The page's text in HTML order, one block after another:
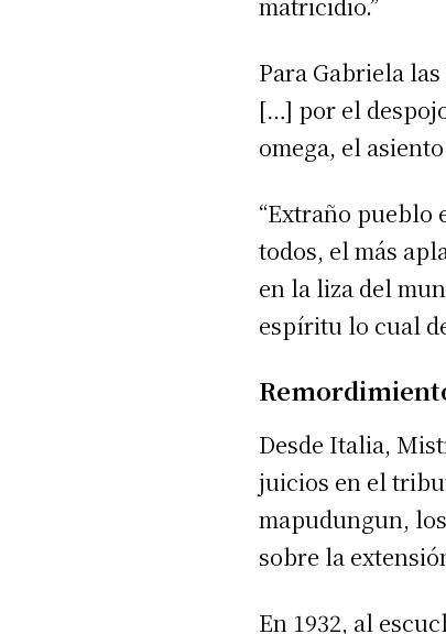
matricidio.”
Para Gabriela
[…] por el
omega, el
“Extraño pueblo
todos, el más
en la liza del
espíritu lo cual
Desde Italia,
juicios en el
mapudungun,
sobre la
En 1932, al